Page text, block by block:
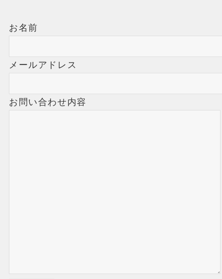
お名前
メールアドレス
お問い合わせ内容